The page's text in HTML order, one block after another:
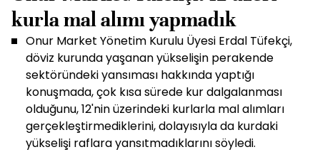
kurla mal alımı yapmadık
Onur Market Yönetim Kurulu Üyesi Erdal Tüfekçi,
döviz kurunda yaşanan yükselişin perakende
sektöründeki yansıması hakkında yaptığı
konuşmada, çok kısa sürede kur dalgalanması
olduğunu, 12'nin üzerindeki kurlarla mal alımları
gerçekleştirmediklerini, dolayısıyla da kurdaki
yükselişi raflara yansıtmadıklarını söyledi.